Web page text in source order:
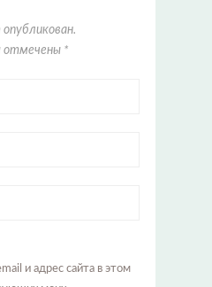
отмечены *
и адрес сайта в этом